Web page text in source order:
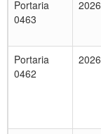
Portaria
0463
2026
Portaria
0462
2026